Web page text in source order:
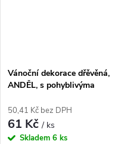
Vánoční dekorace dřěvěná,
ANDĚL, s pohyblivýma
50,41 Kč bez DPH
61 Kč/ ks
Skladem 6 ks